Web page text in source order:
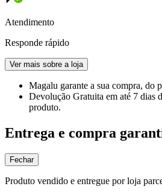
Atendimento
Responde rápido
Ver mais sobre a loja
Magalu garante a sua compra, do
Devolução Gratuita em até 7 dias
produto.
Entrega e compra
Fechar
Produto vendido e entregue por loja